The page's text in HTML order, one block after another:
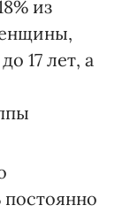
из
17 лет, а